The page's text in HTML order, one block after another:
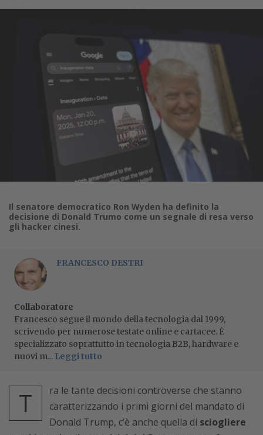
Il senatore democratico Ron Wyden ha definito la
decisione di Donald Trumo come un segnale di resa verso
gli hacker cinesi.
FRANCESCO DESTRI
Collaboratore
Francesco segue il mondo della tecnologia dal 1999,
scrivendo per numerose testate online e cartacee. È
specializzato soprattutto in tecnologia B2B, hardware e
nuovi m... Leggi tutto
T
ra le tante decisioni controverse che stanno
caratterizzando i primi giorni del mandato di
Donald Trump, c’è anche quella di sciogliere